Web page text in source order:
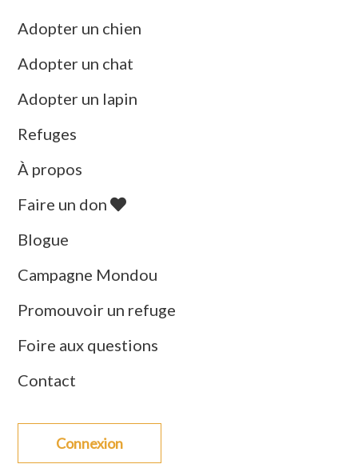
Adopter un chien
Adopter un chat
Adopter un lapin
Refuges
À propos
Faire un don
Blogue
Campagne Mondou
Promouvoir un refuge
Foire aux questions
Contact
Connexion